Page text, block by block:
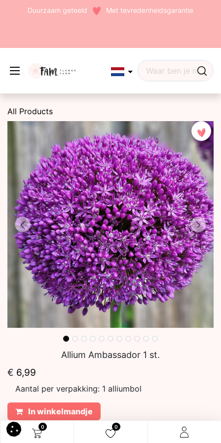
0 0
Duurzaam geteeld Met tevredenheidsgarantie
(242)
Edit widget
All Products
Allium Ambassador 1 st.
€ 6,99
Aantal per verpakking: 1 alliumbol
In winkelmandje